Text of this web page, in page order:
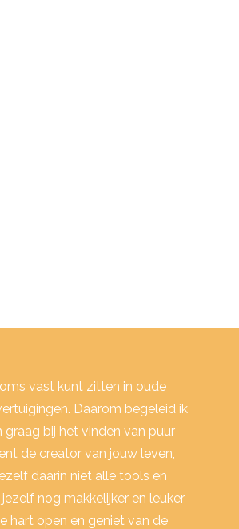
vast kunt zitten in oude
Daarom begeleid ik
graag bij het vinden van puur
de creator van jouw leven,
daarin niet alle tools en
nog makkelijker en leuker
hart open en geniet van de